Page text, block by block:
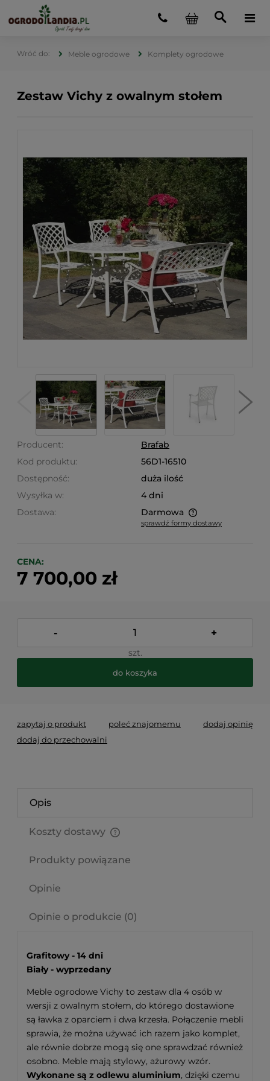
Meble ogrodowe Komplety ogrodowe
Zestaw Vichy z owalnym stołem
Producent:
Brafab
Kod produktu:
56D1-16510
Dostępność:
duża ilość
Wysyłka w:
4 dni
Dostawa:
Darmowa
Cena nie zawiera ewentualnych kosztów płatności
sprawdź formy dostawy
CENA:
7 700,00 zł
- +
szt.
do koszyka
zapytaj o produkt poleć znajomemu
dodaj opinię
dodaj do przechowalni
Opis
Koszty dostawy
Produkty powiązane
Opinie
Opinie o produkcie (0)
Grafitowy - 14 dni
Biały - wyprzedany
Meble ogrodowe Vichy to zestaw dla 4 osób w
wersji z owalnym stołem, do którego dostawione
są ławka z oparciem i dwa krzesła. Połączenie mebli
sprawia, że można używać ich razem jako komplet,
ale równie dobrze mogą się one sprawdzać również
osobno. Meble mają stylowy, ażurowy wzór.
Wykonane są z odlewu aluminium, dzięki czemu